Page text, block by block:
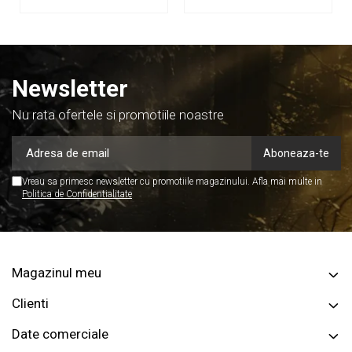
Cabluri Earpad si accesorii de casti
Casti broadcast si Casti cu Microfon
Casti DJ
Casti Hi-fi
Casti In ear pentru monitorizare
Casti Noise Cancelling
Casti Studio
Casti wireless / fara fir
Newsletter
Nu rata ofertele si promotiile noastre
Vreau sa primesc newsletter cu promotiile magazinului. Afla mai multe in
Politica de Confidentialitate
Magazinul meu
Clienti
Date comerciale